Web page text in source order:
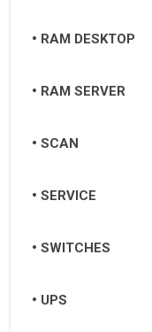
RAM DESKTOP
RAM SERVER
SCAN
SERVICE
SWITCHES
UPS